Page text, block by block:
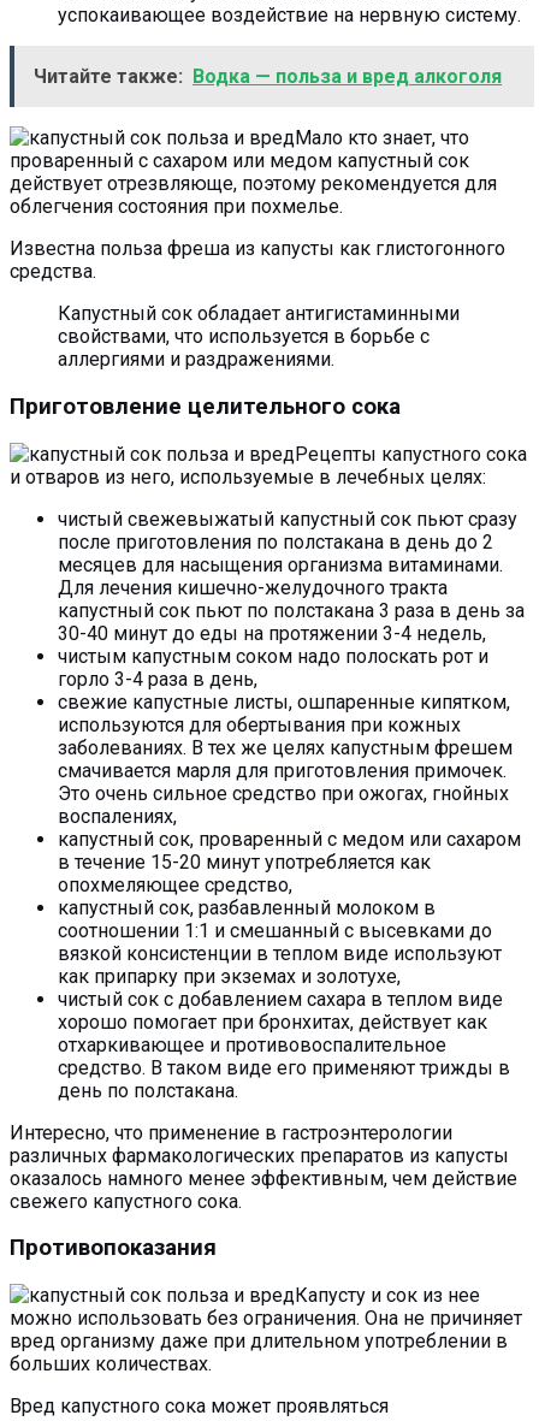
успокаивающее воздействие на нервную систему.
Читайте также: Водка — польза и вред алкоголя
Мало кто знает, что
проваренный с сахаром или медом капустный сок
действует отрезвляюще, поэтому рекомендуется для
облегчения состояния при похмелье.
Известна польза фреша из капусты как глистогонного
средства.
Капустный сок обладает антигистаминными
свойствами, что используется в борьбе с
аллергиями и раздражениями.
Приготовление целительного сока
Рецепты капустного сока
и отваров из него, используемые в лечебных целях:
чистый свежевыжатый капустный сок пьют сразу
после приготовления по полстакана в день до 2
месяцев для насыщения организма витаминами.
Для лечения кишечно-желудочного тракта
капустный сок пьют по полстакана 3 раза в день за
30-40 минут до еды на протяжении 3-4 недель,
чистым капустным соком надо полоскать рот и
горло 3-4 раза в день,
свежие капустные листы, ошпаренные кипятком,
используются для обертывания при кожных
заболеваниях. В тех же целях капустным фрешем
смачивается марля для приготовления примочек.
Это очень сильное средство при ожогах, гнойных
воспалениях,
капустный сок, проваренный с медом или сахаром
в течение 15-20 минут употребляется как
опохмеляющее средство,
капустный сок, разбавленный молоком в
соотношении 1:1 и смешанный с высевками до
вязкой консистенции в теплом виде используют
как припарку при экземах и золотухе,
чистый сок с добавлением сахара в теплом виде
хорошо помогает при бронхитах, действует как
отхаркивающее и противовоспалительное
средство. В таком виде его применяют трижды в
день по полстакана.
Интересно, что применение в гастроэнтерологии
различных фармакологических препаратов из капусты
оказалось намного менее эффективным, чем действие
свежего капустного сока.
Противопоказания
Капусту и сок из нее
можно использовать без ограничения. Она не причиняет
вред организму даже при длительном употреблении в
больших количествах.
Вред капустного сока может проявляться